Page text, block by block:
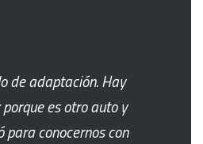
de adaptación. Hay
es otro auto y
conocernos con